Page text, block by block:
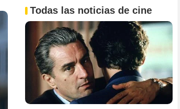
Todas las noticias de cine